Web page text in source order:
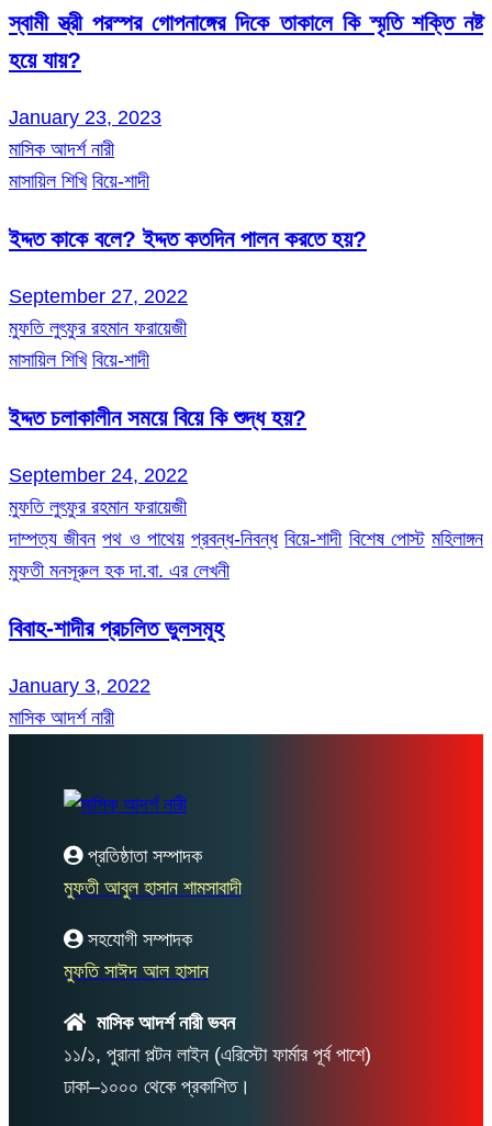
স্বামী স্ত্রী পরস্পর গোপনাঙ্গের দিকে তাকালে কি স্মৃতি শক্তি নষ্ট
হয়ে যায়?
January 23, 2023
মাসিক আদর্শ নারী
মাসায়িল শিখি বিয়ে-শাদী
ইদ্দত কাকে বলে? ইদ্দত কতদিন পালন করতে হয়?
September 27, 2022
মুফতি লুৎফুর রহমান ফরায়েজী
মাসায়িল শিখি বিয়ে-শাদী
ইদ্দত চলাকালীন সময়ে বিয়ে কি শুদ্ধ হয়?
September 24, 2022
মুফতি লুৎফুর রহমান ফরায়েজী
দাম্পত্য জীবন পথ ও পাথেয় প্রবন্ধ-নিবন্ধ বিয়ে-শাদী বিশেষ পোস্ট মহিলাঙ্গন
মুফতী মনসূরুল হক দা.বা. এর লেখনী
বিবাহ-শাদীর প্রচলিত ভুলসমূহ
January 3, 2022
মাসিক আদর্শ নারী
প্রতিষ্ঠাতা সম্পাদক
মুফতী আবুল হাসান শামসাবাদী
সহযোগী সম্পাদক
মুফতি সাঈদ আল হাসান
মাসিক আদর্শ নারী ভবন
১১/১, পুরানা পল্টন লাইন (এরিস্টো ফার্মার পূর্ব পাশে)
ঢাকা–১০০০ থেকে প্রকাশিত।